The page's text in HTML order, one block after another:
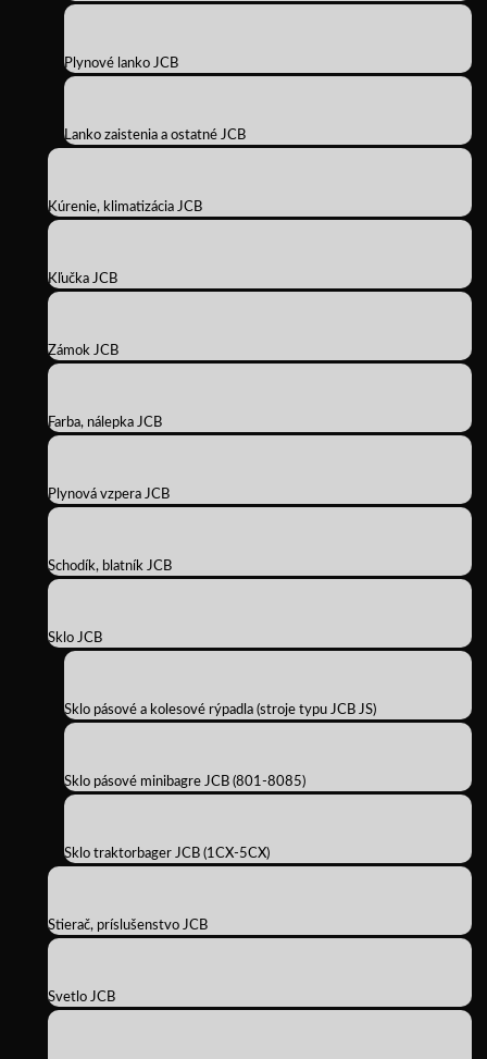
Plynové lanko JCB
Lanko zaistenia a ostatné JCB
Kúrenie, klimatizácia JCB
Kľučka JCB
Zámok JCB
Farba, nálepka JCB
Plynová vzpera JCB
Schodík, blatník JCB
Sklo JCB
Sklo pásové a kolesové rýpadla (stroje typu JCB JS)
Sklo pásové minibagre JCB (801-8085)
Sklo traktorbager JCB (1CX-5CX)
Stierač, príslušenstvo JCB
Svetlo JCB